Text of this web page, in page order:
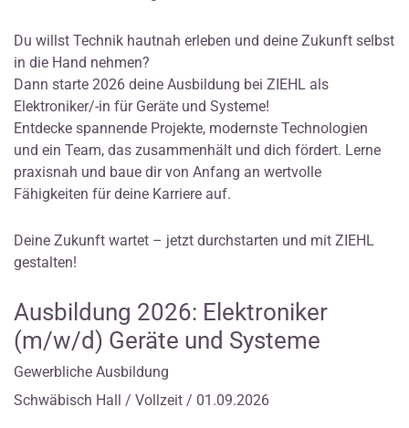
Du willst Technik hautnah erleben und deine Zukunft selbst
in die Hand nehmen?
Dann starte 2026 deine Ausbildung bei ZIEHL als
Elektroniker/-in für Geräte und Systeme!
Entdecke spannende Projekte, modernste Technologien
und ein Team, das zusammenhält und dich fördert. Lerne
praxisnah und baue dir von Anfang an wertvolle
Fähigkeiten für deine Karriere auf.
Deine Zukunft wartet – jetzt durchstarten und mit ZIEHL
gestalten!
Ausbildung 2026: Elektroniker
(m/w/d) Geräte und Systeme
Gewerbliche Ausbildung
Schwäbisch Hall / Vollzeit / 01.09.2026